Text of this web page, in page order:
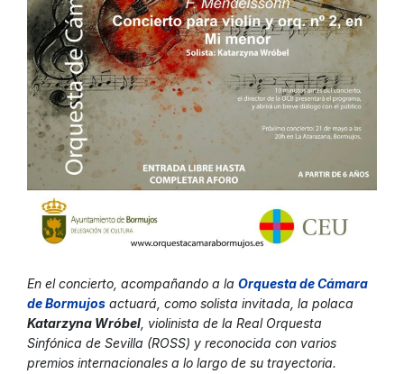
En el concierto, acompañando a la Orquesta de Cámara
de Bormujos actuará, como solista invitada, la polaca
Katarzyna Wróbel , violinista de la Real Orquesta
Sinfónica de Sevilla (ROSS) y reconocida con varios
premios internacionales a lo largo de su trayectoria.